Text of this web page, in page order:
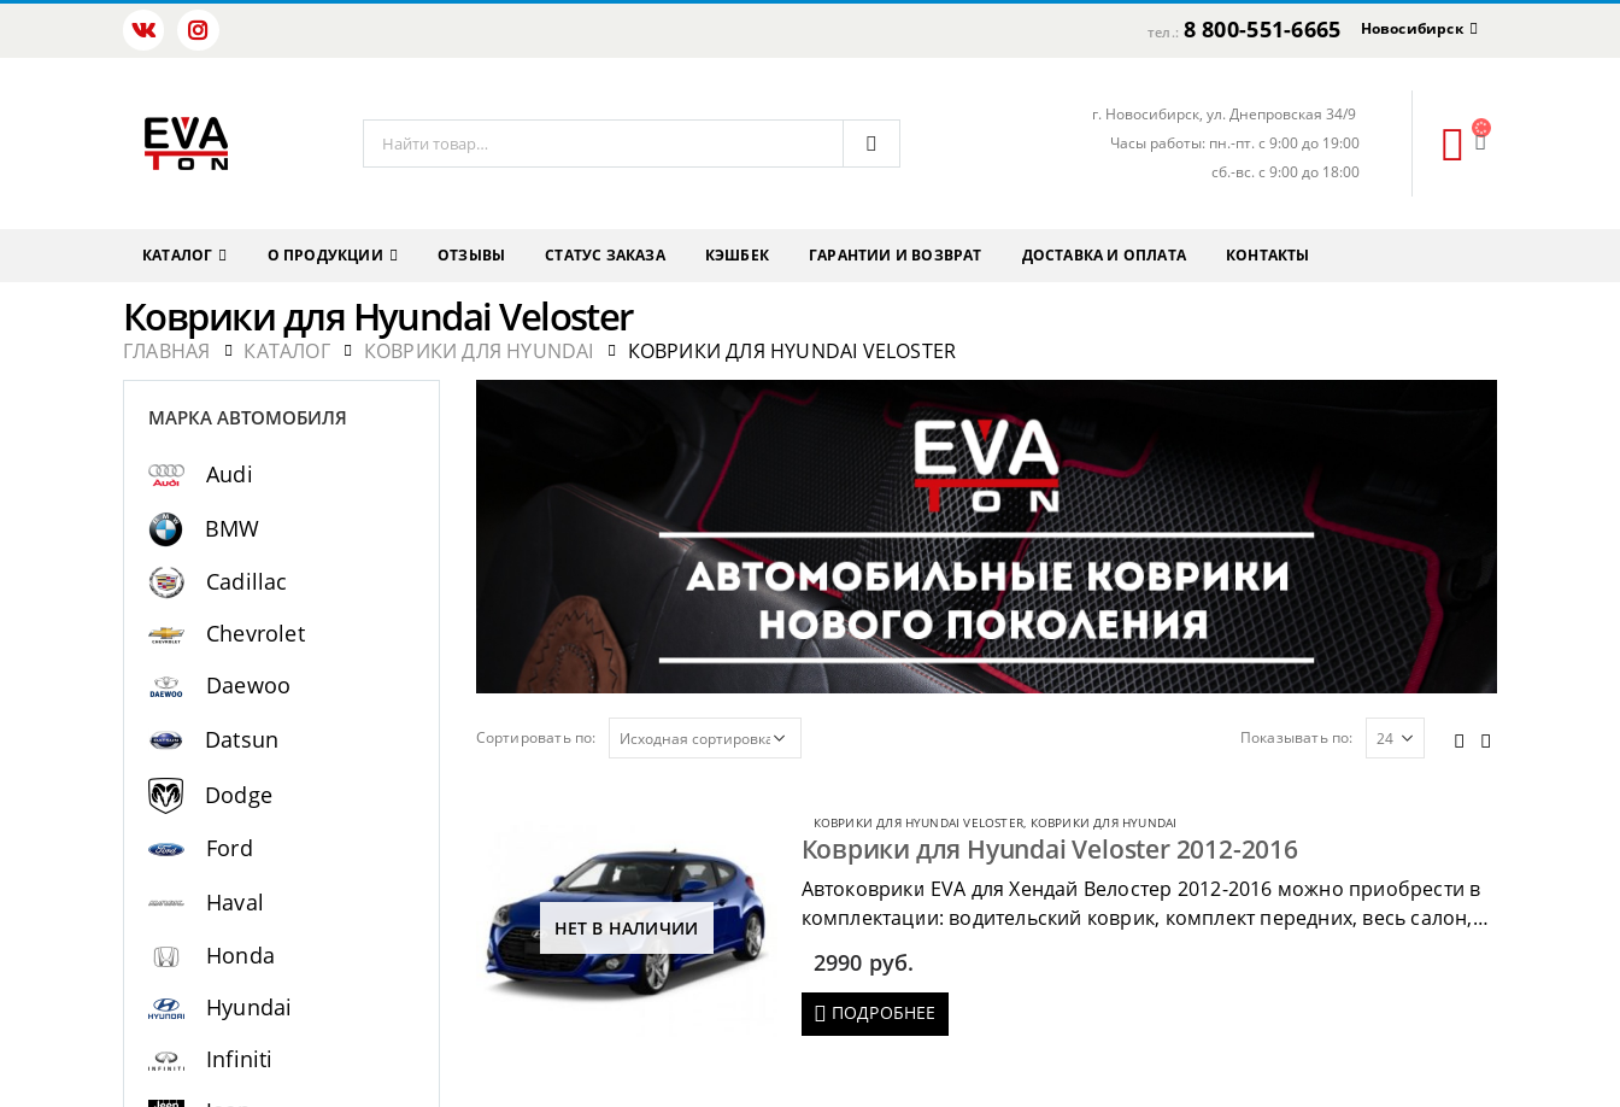
тел.: 8 800-551-6665 Новосибирск
г. Новосибирск, ул. Днепровская 34/9
Часы работы: пн.-пт. с 9:00 до 19:00
сб.-вс. с 9:00 до 18:00
КАТАЛОГ О ПРОДУКЦИИ ОТЗЫВЫ СТАТУС ЗАКАЗА КЭШБЕК ГАРАНТИИ И ВОЗВРАТ ДОСТАВКА И ОПЛАТА КОНТАКТЫ
Коврики для Hyundai Veloster
ГЛАВНАЯ КАТАЛОГ КОВРИКИ ДЛЯ HYUNDAI КОВРИКИ ДЛЯ HYUNDAI VELOSTER
Сортировать по: Показывать по:
НЕТ В НАЛИЧИИ
КОВРИКИ ДЛЯ HYUNDAI VELOSTER, КОВРИКИ ДЛЯ HYUNDAI
Коврики для Hyundai Veloster 2012-2016
Автоковрики EVA для Хендай Велостер 2012-2016 можно приобрести в
комплектации: водительский коврик, комплект передних, весь салон,
2990 руб.
ПОДРОБНЕЕ
МАРКА АВТОМОБИЛЯ
Audi
BMW
Cadillac
Chevrolet
Daewoo
Datsun
Dodge
Ford
Haval
Honda
Hyundai
Infiniti